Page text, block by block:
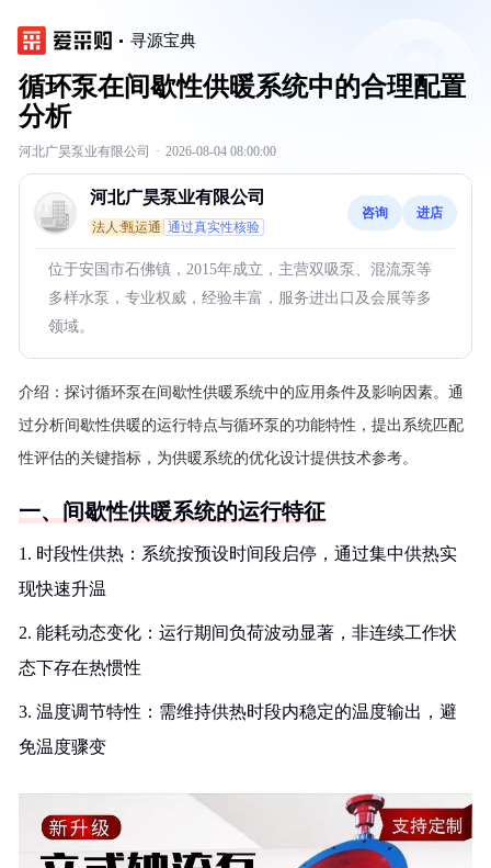
寻源宝典
循环泵在间歇性供暖系统中的合理配置
分析
河北广昊泵业有限公司 · 2026-08-04 08:00:00
河北广昊泵业有限公司
法人:甄运通 通过真实性核验
咨询 进店
位于安国市石佛镇，2015年成立，主营双吸泵、混流泵等
多样水泵，专业权威，经验丰富，服务进出口及会展等多
领域。
介绍： 探讨循环泵在间歇性供暖系统中的应用条件及影响因素。通
过分析间歇性供暖的运行特点与循环泵的功能特性，提出系统匹配
性评估的关键指标，为供暖系统的优化设计提供技术参考。
一、间歇性供暖系统的运行特征
1. 时段性供热：系统按预设时间段启停，通过集中供热实
现快速升温
2. 能耗动态变化：运行期间负荷波动显著，非连续工作状
态下存在热惯性
3. 温度调节特性：需维持供热时段内稳定的温度输出，避
免温度骤变